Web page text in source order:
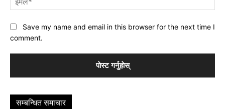
Save my name and email in this browser for the next time I
comment.
सम्बन्धित समाचार